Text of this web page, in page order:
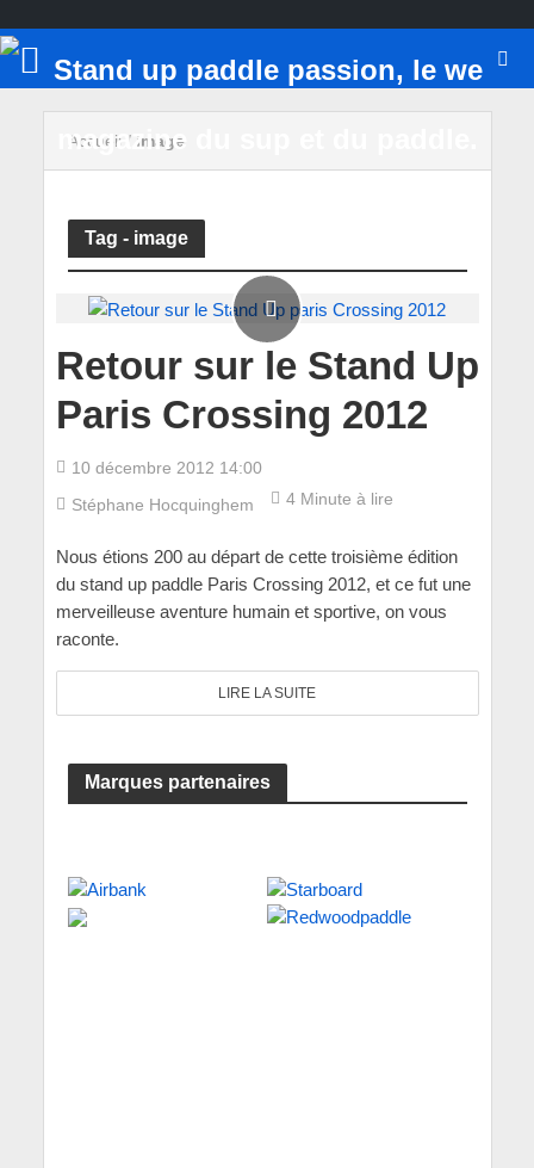
Accueil/ image
Tag - image
Retour sur le Stand Up
Paris Crossing 2012
10 décembre 2012 14:00
Stéphane Hocquinghem
4 Minute à lire
Nous étions 200 au départ de cette troisième édition
du stand up paddle Paris Crossing 2012, et ce fut une
merveilleuse aventure humain et sportive, on vous
raconte.
LIRE LA SUITE
Marques partenaires